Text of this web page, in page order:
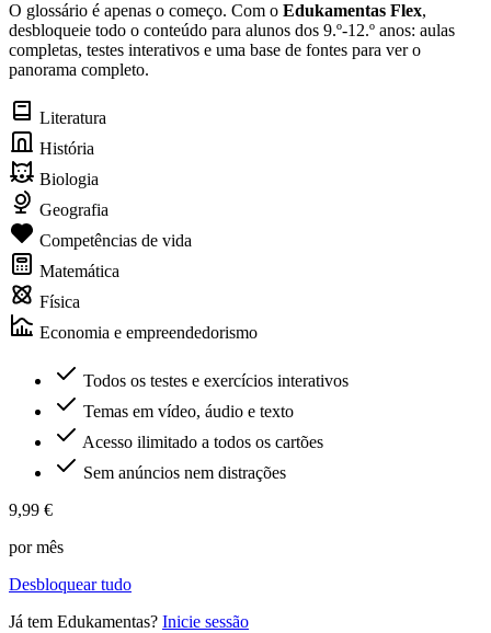
O glossário é apenas o começo. Com o Edukamentas Flex,
desbloqueie todo o conteúdo para alunos dos 9.º-12.º anos: aulas
completas, testes interativos e uma base de fontes para ver o
panorama completo.
Literatura
História
Biologia
Geografia
Competências de vida
Matemática
Física
Economia e empreendedorismo
Todos os testes e exercícios interativos
Temas em vídeo, áudio e texto
Acesso ilimitado a todos os cartões
Sem anúncios nem distrações
9,99 €
por mês
Desbloquear tudo
Já tem Edukamentas? Inicie sessão